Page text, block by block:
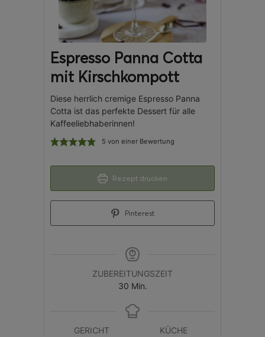
Espresso Panna Cotta
mit Kirschkompott
Diese herrlich cremige Espresso Panna
Cotta ist das perfekte Dessert für alle
Kaffeeliebhaberinnen!
5 von einer Bewertung
Rezept drucken
Pinterest
ZUBEREITUNGSZEIT
30 Min.
GERICHT
KÜCHE